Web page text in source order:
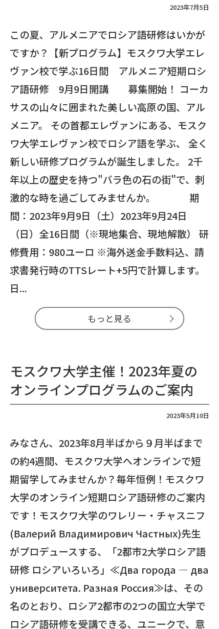
2023年7月5日
この夏、アルメニアでロシア語研修はいかが
ですか？【新プログラム】モスクワ大学エレ
ヴァン校で学ぶ16日間 アルメニア短期ロシ
ア語研修 9月9日開講 募集開始！ コーカ
サスの山々に囲まれた美しい高原の国、アル
メニア。 その首都エレヴァンにある、モスク
ワ大学エレヴァン校でロシア語を学ぶ、 全く
新しい研修プログラムが誕生しました。 2千
年以上の歴史を持つ"バラ色の石の街"で、刺
激的な時を過ごしてみませんか。 期
間：2023年9月9日（土）2023年9月24日
（日）全16日間（※現地集合、現地解散） 研
修費用：980ユーロ ※海外送金手数料込、請
求書発行時のTTSレート+5円で計算します。
日...
もっと見る
モスクワ大学主催！2023年夏の
オンラインプログラムのご案内
2023年5月10日
みなさん、2023年8月半ばから９月半ばまで
の約4週間、モスクワ大学へオンラインで短
期留学してみませんか？毎年恒例！モスクワ
大学のオンライン短期ロシア語研修のご案内
です！モスクワ大学のワレリー・チャスニフ
(Валерий Владимирович Частных)先生
がプロデュースする、「2都市2大学ロシア語
研修 ロシアいろいろ」≪Два города — два
университета. Разная Россия≫は、その
名のとおり、ロシア2都市の2つの国立大学で
ロシア語研修を受講できる、ユニークで、意